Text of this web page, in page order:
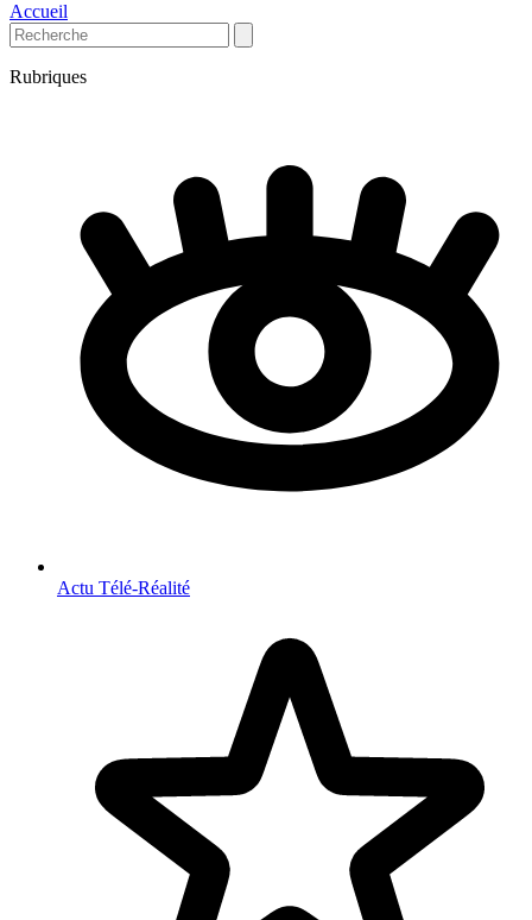
Accueil
Rubriques
Actu Télé-Réalité